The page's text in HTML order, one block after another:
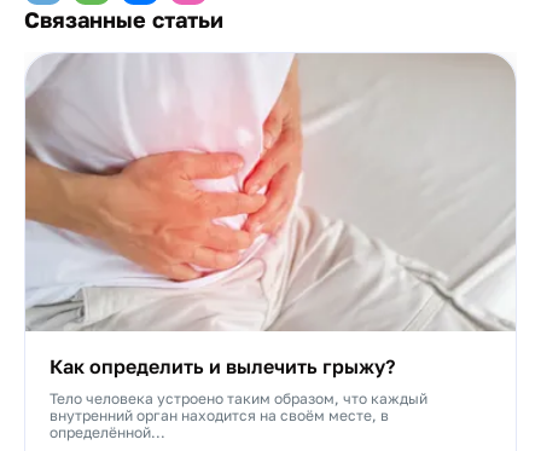
Связанные статьи
Как определить и вылечить грыжу?
Тело человека устроено таким образом, что каждый
внутренний орган находится на своём месте, в
определённой...